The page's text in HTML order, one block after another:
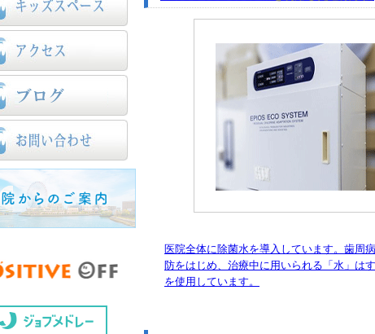
医院全体に除菌水を導入しています。歯周
防をはじめ、治療中に用いられる「水」は
を使用しています。